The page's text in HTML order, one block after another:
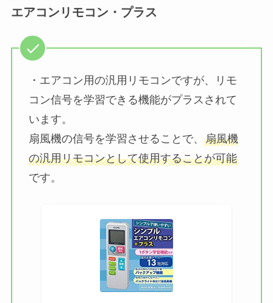
エアコンリモコン・プラス
・エアコン用の汎用リモコンですが、リモ
コン信号を学習できる機能がプラスされて
います。
扇風機の信号を学習させることで、 扇風機
の汎用リモコンとして使用することが可能
です。